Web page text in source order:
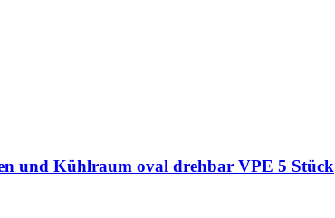
und Kühlraum oval drehbar VPE 5 Stück